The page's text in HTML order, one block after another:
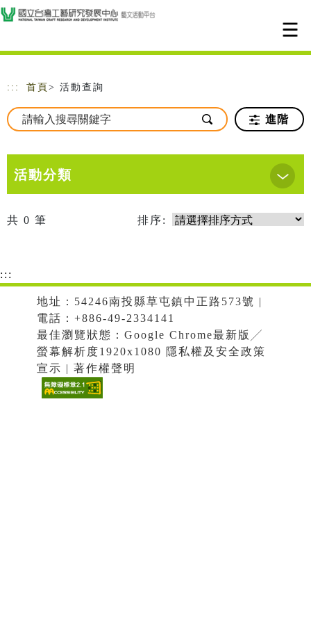
跳到主要內容
網站導覽
::: 首頁 > 活動查詢
進階
活動分類
共 0 筆 排序:
:::
地址：54246南投縣草屯鎮中正路573號 |
電話：+886-49-2334141
最佳瀏覽狀態：Google Chrome最新版╱
螢幕解析度1920x1080 隱私權及安全政策
宣示 | 著作權聲明